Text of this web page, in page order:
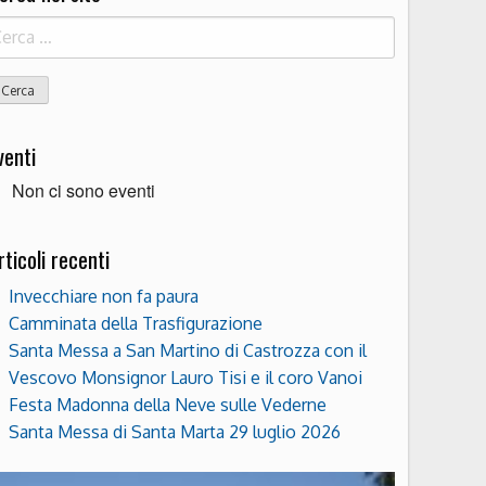
Non ci sono eventi
recenti
Invecchiare non fa paura
Camminata della Trasfigurazione
Santa Messa a San Martino di Castrozza con il
Vescovo Monsignor Lauro Tisi e il coro Vanoi
Festa Madonna della Neve sulle Vederne
Santa Messa di Santa Marta 29 luglio 2026